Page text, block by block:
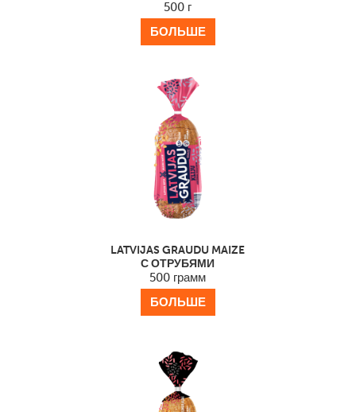
500 г
БОЛЬШЕ
LATVIJAS GRAUDU MAIZE
С ОТРУБЯМИ
500 грамм
БОЛЬШЕ